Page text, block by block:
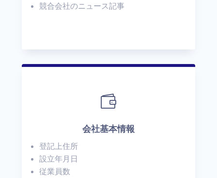
競合会社のニュース記事

会社基本情報
登記上住所
設立年月日
従業員数